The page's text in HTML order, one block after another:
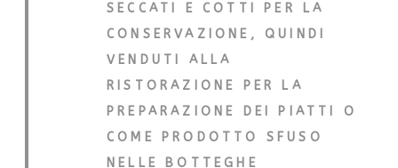
SECCATI E COTTI PER LA
CONSERVAZIONE, QUINDI
VENDUTI ALLA
RISTORAZIONE PER LA
PREPARAZIONE DEI PIATTI O
COME PRODOTTO SFUSO
NELLE BOTTEGHE